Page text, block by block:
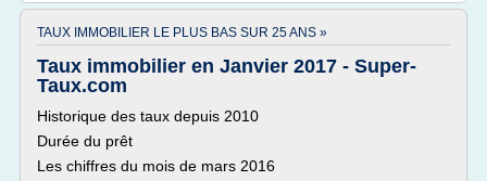
TAUX IMMOBILIER LE PLUS BAS SUR 25 ANS »
Taux immobilier en Janvier 2017 - Super-
Taux.com
Historique des taux depuis 2010
Durée du prêt
Les chiffres du mois de mars 2016